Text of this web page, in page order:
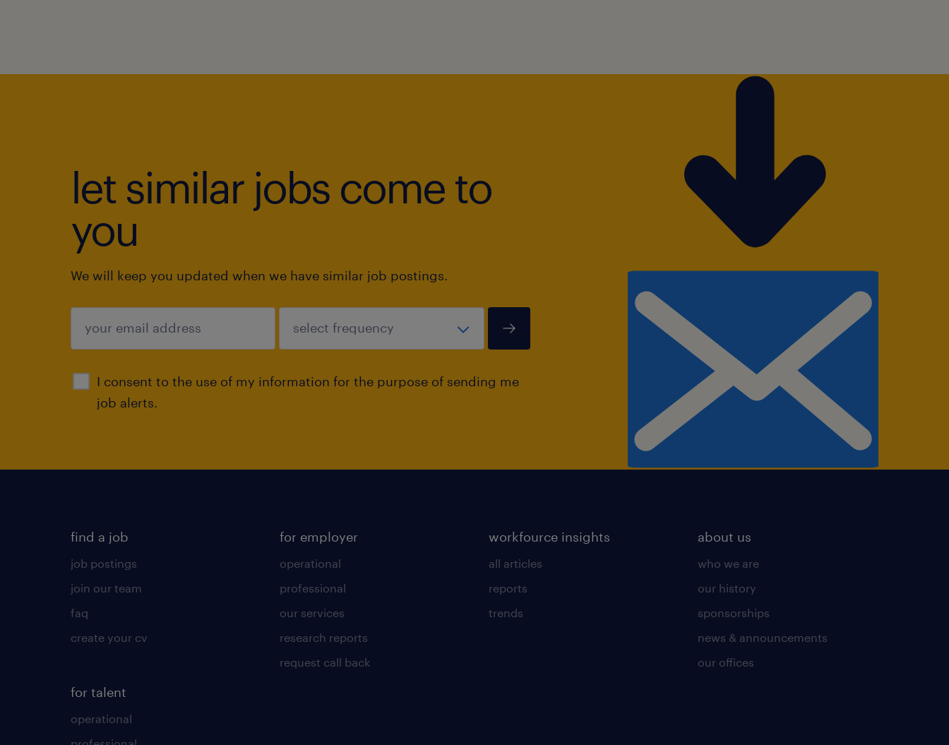
let similar jobs come to
you
We will keep you updated when we have similar job postings.
I consent to the use of my information for the purpose of sending me
job alerts.
submit
find a job
job postings
join our team
faq
create your cv
for talent
operational
for employer
operational
professional
our services
research reports
request call back
workfource insights
all articles
reports
trends
about us
who we are
our history
sponsorships
news & announcements
our offices